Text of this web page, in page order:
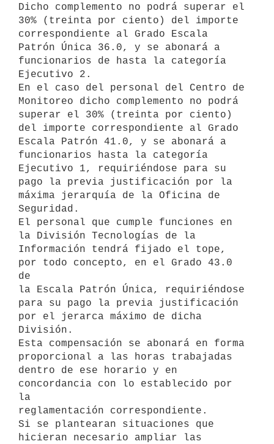
Dicho complemento no podrá superar el
30% (treinta por ciento) del importe
correspondiente al Grado Escala
Patrón Única 36.0, y se abonará a
funcionarios de hasta la categoría
Ejecutivo 2.
En el caso del personal del Centro de
Monitoreo dicho complemento no podrá
superar el 30% (treinta por ciento)
del importe correspondiente al Grado
Escala Patrón 41.0, y se abonará a
funcionarios hasta la categoría
Ejecutivo 1, requiriéndose para su
pago la previa justificación por la
máxima jerarquía de la Oficina de
Seguridad.
El personal que cumple funciones en
la División Tecnologías de la
Información tendrá fijado el tope,
por todo concepto, en el Grado 43.0
de
la Escala Patrón Única, requiriéndose
para su pago la previa justificación
por el jerarca máximo de dicha
División.
Esta compensación se abonará en forma
proporcional a las horas trabajadas
dentro de ese horario y en
concordancia con lo establecido por
la
reglamentación correspondiente.
Si se plantearan situaciones que
hicieran necesario ampliar las